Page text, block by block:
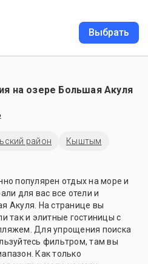
Выбрать
на озере Большая Акуля
район Кыштым
популярен отдых на море и
для вас все отели и
Акуля. На странице вы
так и элитные гостиницы с
Для упрощения поиска
фильтром, там вы
Как только